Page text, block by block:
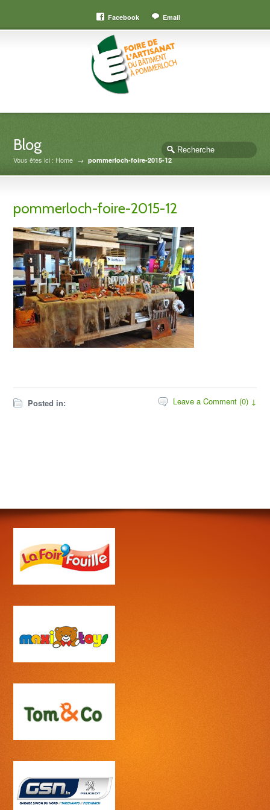
Facebook Email
Blog
Vous êtes ici : Home → pommerloch-foire-2015-12
pommerloch-foire-2015-12
Posted in: Leave a Comment (0) ↓